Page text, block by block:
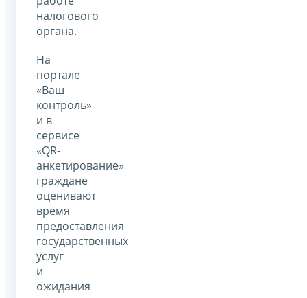
налогового
органа.
На
портале
«Ваш
контроль»
и в
сервисе
«QR-
анкетирование»
граждане
оценивают
время
предоставления
государственных
услуг
и
ожидания